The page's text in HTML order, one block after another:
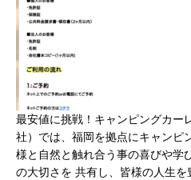
最安値に挑戦！キャンピングカー
社）では、福岡を拠点にキャンピ
様と自然と触れ合う事の喜びや学
の大切さを 共有し、皆様の人生